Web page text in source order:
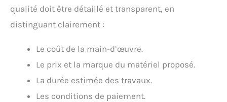
qualité doit être détaillé et transparent, en
distinguant clairement :
Le coût de la main-d’œuvre.
Le prix et la marque du matériel proposé.
La durée estimée des travaux.
Les conditions de paiement.